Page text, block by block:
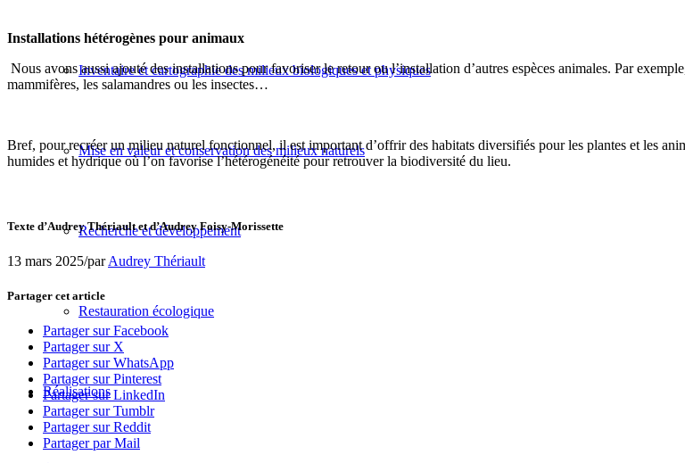
Inventaire et cartographie des milieux biologiques et physiques
Mise en valeur et conservation des milieux naturels
Recherche et développement
Restauration écologique
Réalisations
Installations hétérogènes pour animaux
Nous avons aussi ajouté des installations pour favoriser le retour ou l’installation d’autres espèces animales. Par
mammifères, les salamandres ou les insectes…
Bref, pour recréer un milieu naturel fonctionnel, il est important d’offrir des habitats diversifiés pour les plantes et les
humides et hydrique où l’on favorise l’hétérogénéité pour retrouver la biodiversité du lieu.
Texte d’Audrey Thériault et d’Audrey Foisy-Morissette
13 mars 2025/parAudrey Thériault
Partager cet article
Partager sur Facebook
Partager sur X
Partager sur WhatsApp
Partager sur Pinterest
Partager sur LinkedIn
Partager sur Tumblr
Partager sur Reddit
Partager par Mail